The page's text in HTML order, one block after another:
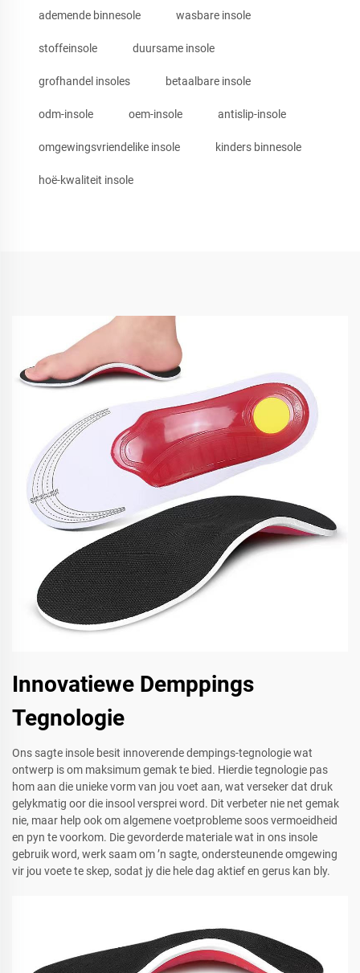
ademende binnesole wasbare insole
stoffeinsole duursame insole
grofhandel insoles betaalbare insole
odm-insole oem-insole antislip-insole
omgewingsvriendelike insole kinders binnesole
hoë-kwaliteit insole
Innovatiewe Demppings
Tegnologie
Ons sagte insole besit innoverende dempings-tegnologie wat
ontwerp is om maksimum gemak te bied. Hierdie tegnologie pas
hom aan die unieke vorm van jou voet aan, wat verseker dat druk
gelykmatig oor die insool versprei word. Dit verbeter nie net gemak
nie, maar help ook om algemene voetprobleme soos vermoeidheid
en pyn te voorkom. Die gevorderde materiale wat in ons insole
gebruik word, werk saam om ’n sagte, ondersteunende omgewing
vir jou voete te skep, sodat jy die hele dag aktief en gerus kan bly.